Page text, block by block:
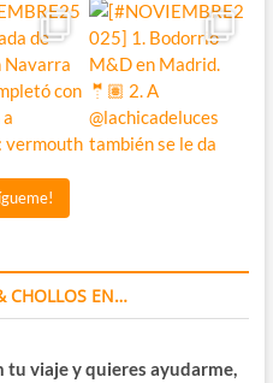
CHOLLOS EN…
tu viaje y quieres ayudarme,